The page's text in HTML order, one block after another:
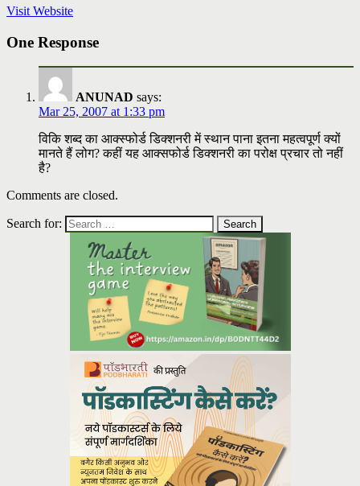
Visit Website
One Response
ANUNAD says:
Mar 25, 2007 at 1:33 pm
विकि शब्द का आक्स्फोर्ड डिक्शनरी में स्थान पाना इतना महत्वपूर्ण क्यों
मानते हैं लोग? कहीं यह आक्सफोर्ड डिक्शनरी का परोक्ष प्रचार तो नहीं
है?
Comments are closed.
Search for: